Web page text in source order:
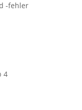
-fehler
4